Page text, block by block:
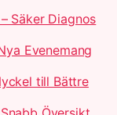
Säker Diagnos
Evenemang
till Bättre